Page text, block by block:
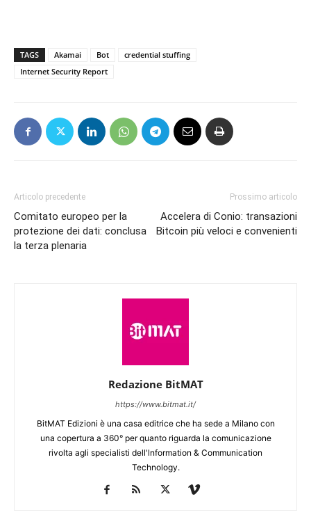
TAGS Akamai Bot
credential stuffing
Internet Security Report
Articolo precedente
Comitato europeo per la
protezione dei dati: conclusa
la terza plenaria
Prossimo articolo
Accelera di Conio: transazioni
Bitcoin più veloci e convenienti
Redazione BitMAT
https://www.bitmat.it/
BitMAT Edizioni è una casa editrice che ha sede a Milano con
una copertura a 360° per quanto riguarda la comunicazione
rivolta agli specialisti dell'lnformation & Communication
Technology.